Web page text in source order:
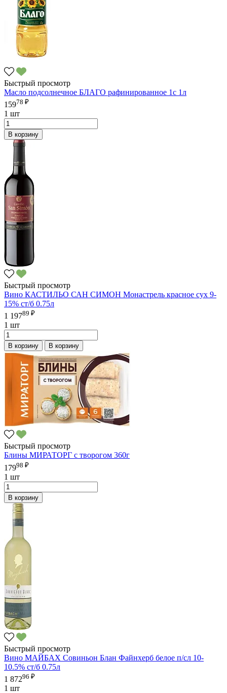
Быстрый просмотр
Масло подсолнечное БЛАГО рафинированное 1с 1л
15978 ₽
1 шт
В корзину
Быстрый просмотр
Вино КАСТИЛЬО САН СИМОН Монастрель красное сух 9-
15% ст/б 0.75л
1 19789 ₽
1 шт
В корзину В корзину
Быстрый просмотр
Блины МИРАТОРГ с творогом 360г
17998 ₽
1 шт
В корзину
Быстрый просмотр
Вино МАЙБАХ Совиньон Блан Файнхерб белое п/сл 10-
10.5% ст/б 0.75л
1 87296 ₽
1 шт